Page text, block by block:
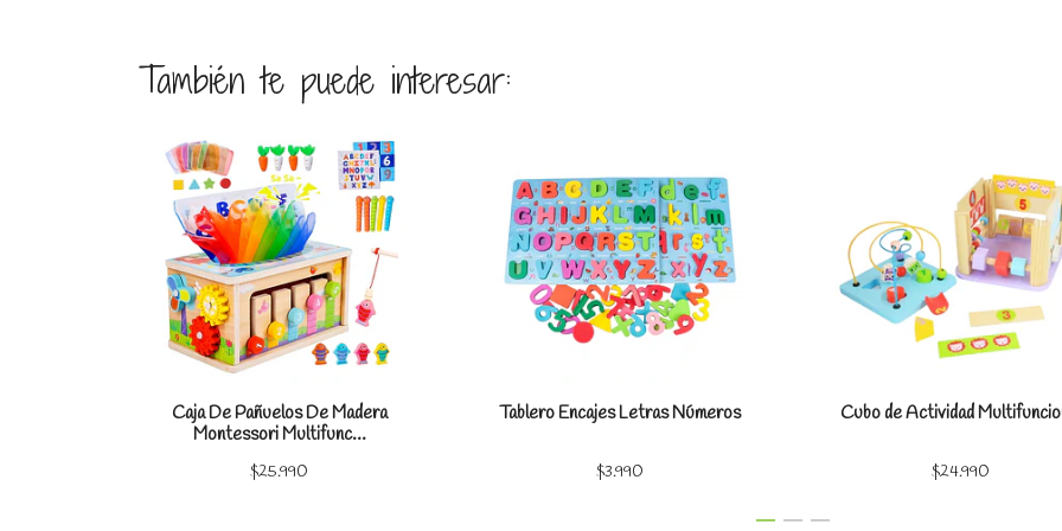
También te puede interesar:
Ver detalles
Caja De Pañuelos De Madera
Montessori Multifunc...
$25.990
Ver detalles
Tablero Encajes Letras Números
$3.990
Ver
Cubo de Actividad
$24.990